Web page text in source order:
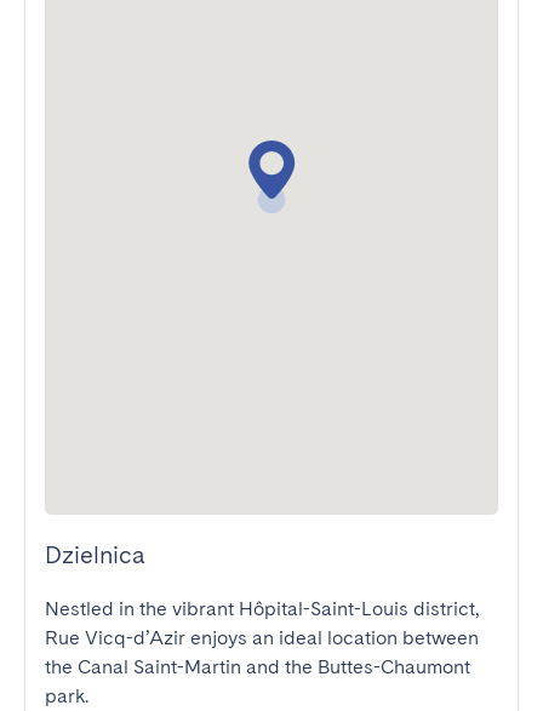
Dzielnica
Nestled in the vibrant Hôpital-Saint-Louis district,
Rue Vicq-d’Azir enjoys an ideal location between
the Canal Saint-Martin and the Buttes-Chaumont
park.